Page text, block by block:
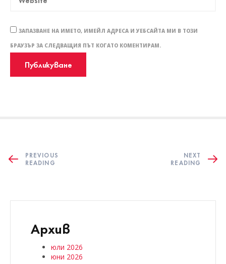
ЗАПАЗВАНЕ НА ИМЕТО, ИМЕЙЛ АДРЕСА И УЕБСАЙТА МИ В ТОЗИ
БРАУЗЪР ЗА СЛЕДВАЩИЯ ПЪТ КОГАТО КОМЕНТИРАМ.
PREVIOUS
READING
NEXT
READING
Архив
юли 2026
юни 2026